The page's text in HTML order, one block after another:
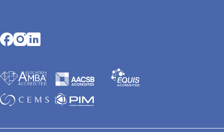
Opens in a new tab
Opens in a new tab
Opens in a new tab